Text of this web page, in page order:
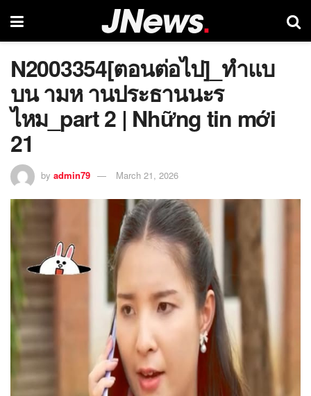
N2003354[ตอนต่อไป]_ทำแบ
บน ามห านประธานนะร
ไหม_part 2 | Những tin mới
21
by admin79 March 21, 2026